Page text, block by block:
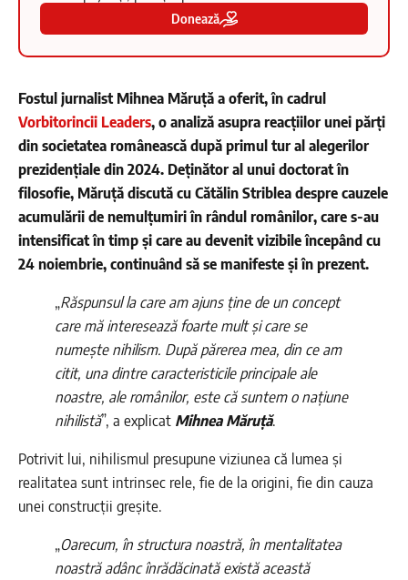
Donează
Fostul jurnalist Mihnea Măruță a oferit, în cadrul
Vorbitorincii Leaders, o analiză asupra reacțiilor unei părți
din societatea românească după primul tur al alegerilor
prezidențiale din 2024. Deținător al unui doctorat în
filosofie, Măruță discută cu Cătălin Striblea despre cauzele
acumulării de nemulțumiri în rândul românilor, care s-au
intensificat în timp și care au devenit vizibile începând cu
24 noiembrie, continuând să se manifeste și în prezent.
„Răspunsul la care am ajuns ține de un concept
care mă interesează foarte mult și care se
numește nihilism. După părerea mea, din ce am
citit, una dintre caracteristicile principale ale
noastre, ale românilor, este că suntem o națiune
nihilistă”, a explicat Mihnea Măruță.
Potrivit lui, nihilismul presupune viziunea că lumea și
realitatea sunt intrinsec rele, fie de la origini, fie din cauza
unei construcții greșite.
„Oarecum, în structura noastră, în mentalitatea
noastră adânc înrădăcinată există această